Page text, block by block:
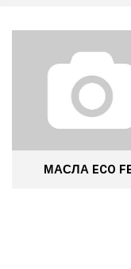
МАСЛА ECO